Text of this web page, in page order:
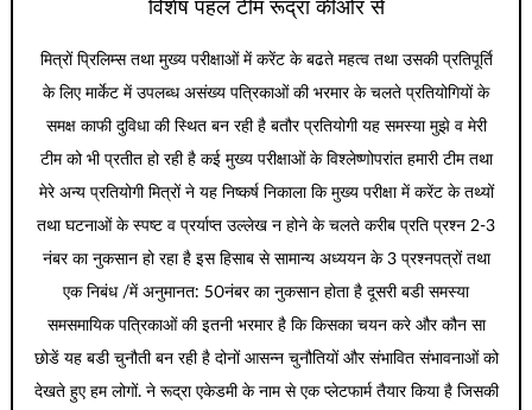
विशेष पहल टीम रूद्रा कीओर से
मित्रों प्रिलिम्स तथा मुख्य परीक्षाओं में करेंट के बढते महत्व तथा उसकी प्रतिपूर्ति
के लिए मार्केट में उपलब्ध असंख्य पत्रिकाओं की भरमार के चलते प्रतियोगियों के
समक्ष काफी दुविधा की स्थित बन रही है बतौर प्रतियोगी यह समस्या मुझे व मेरी
टीम को भी प्रतीत हो रही है कई मुख्य परीक्षाओं के विश्लेष्णोपरांत हमारी टीम तथा
मेरे अन्य प्रतियोगी मित्रों ने यह निष्कर्ष निकाला कि मुख्य परीक्षा में करेंट के तथ्यों
तथा घटनाओं के स्पष्ट व प्रर्याप्त उल्लेख न होने के चलते करीब प्रति प्रश्न 2-3
नंबर का नुकसान हो रहा है इस हिसाब से सामान्य अध्ययन के 3 प्रश्नपत्रों तथा
एक निबंध /में अनुमानत: 50नंबर का नुकसान होता है दूसरी बडी समस्या
समसमायिक पत्रिकाओं की इतनी भरमार है कि किसका चयन करे और कौन सा
छोडें यह बडी चुनौती बन रही है दोनों आसन्न चुनौतियों और संभावित संभावनाओं को
देखते हुए हम लोगों. ने रूद्रा एकेडमी के नाम से एक प्लेटफार्म तैयार किया है जिसकी